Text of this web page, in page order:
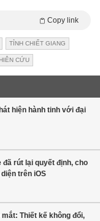
Copy link
TỈNH CHIẾT GIANG
CỨU
hiện hành tinh với đại
rút lại quyết định, cho
trên iOS
Thiết kế không đổi,